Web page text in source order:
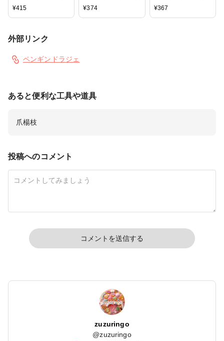
イ ホワイト200g
¥415
シリーズ トッピング
¥374
シリーズ アイシング
¥367
外部リンク
ペンギンドラジェ
あると便利な工具や道具
爪楊枝
投稿へのコメント
コメントを送信する
zuzuringo
@zuzuringo